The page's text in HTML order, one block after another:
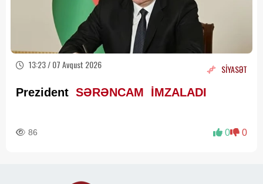
13:23 / 07 Avqust 2026 SİYASƏT
Prezident SƏRƏNCAM İMZALADI
86 0 0